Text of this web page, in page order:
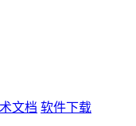
文档 软件下载